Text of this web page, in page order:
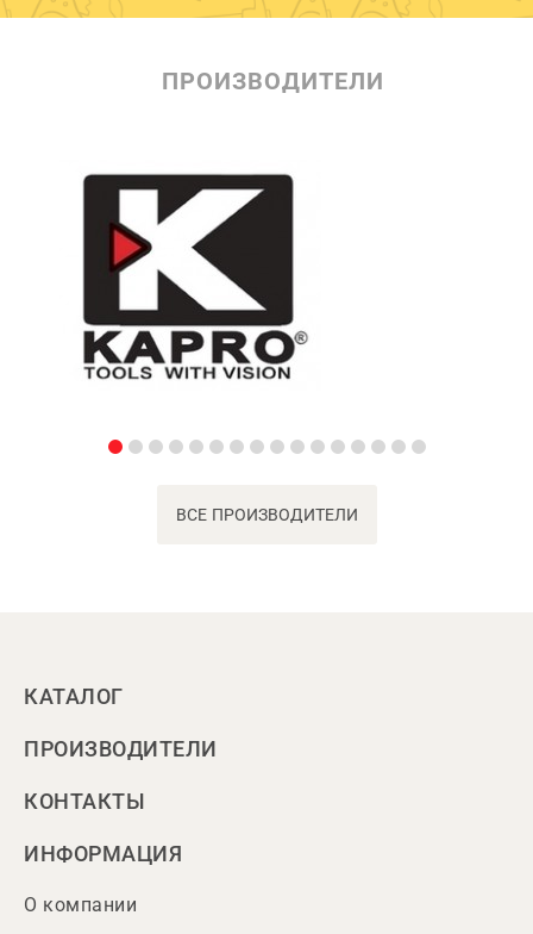
ПРОИЗВОДИТЕЛИ
ВСЕ ПРОИЗВОДИТЕЛИ
КАТАЛОГ
ПРОИЗВОДИТЕЛИ
КОНТАКТЫ
ИНФОРМАЦИЯ
О компании